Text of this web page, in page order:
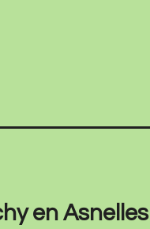
en Asnelles